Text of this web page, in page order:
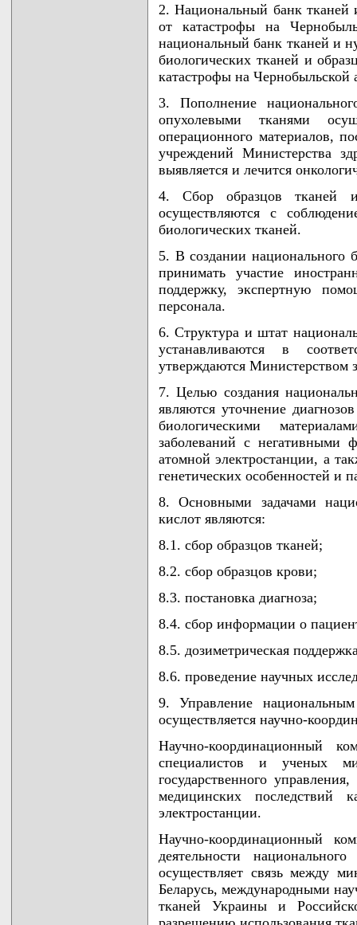
2. Национальный банк тканей
от катастрофы на
национальный банк тканей и
биологических тканей и
катастрофы на Чернобыльской
3. Пополнение
опухолевыми тканями
операционного материалов,
учреждений Министерства
выявляется и лечится
4. Сбор образцов тканей
осуществляются с
биологических тканей.
5. В создании национального
принимать участие
поддержку, экспертную
персонала.
6. Структура и штат
устанавливаются в
утверждаются Министерством
7. Целью создания
являются уточнение
биологическими
заболеваний с негативными
атомной электростанции, а
генетических особенностей и
8. Основными задачами
кислот являются:
8.1. сбор образцов тканей;
8.2. сбор образцов крови;
8.3. постановка диагноза;
8.4. сбор информации о
8.5. дозиметрическая
8.6. проведение научных
9. Управление
осуществляется научно-
Научно-координационный
специалистов и ученых
государственного
медицинских последствий
электростанции.
Научно-координационный
деятельности
осуществляет связь между
Беларусь, международными
тканей Украины и